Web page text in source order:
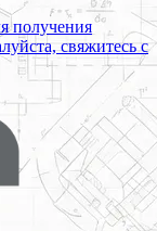
получения
свяжитесь с